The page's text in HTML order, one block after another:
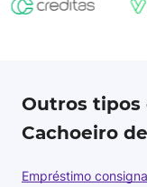
Outros tipos
Cachoeiro
Empréstimo